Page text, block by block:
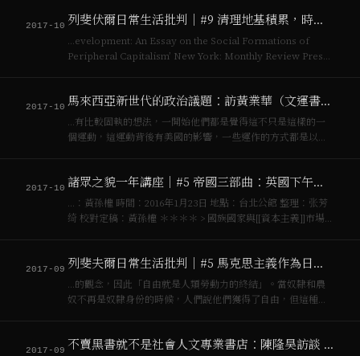
2017-10 列斐伏爾日常生活批判｜#9 清理地基積累，時刻與技術宰制的日常生活
…evelopment: An Essay on the Social Formations of
Peripheral Capitalism’ New York: Monthly Review Press.
2017-10 馬來西亞新世代的政治議題：訪黃業華（文運書坊員工）
…有比較固執的想法，一開始他們都是覺得這不只是這樣的一
個運動，這運動背後有美國的影響，一些運作的方式都是以美
的理想。這樣東西就違背整…
2017-10 諸眾之貌一年講座｜#5 帝國三部曲：英國下午茶與印度農場
…：黃孫權 時間：2016年1月23日 地點：台北公館 整理：张芳
绮 校對定稿：黃孫權 ＊＊＊＊ > 國族國家與[[資本主義]]市場在
2017-09 列斐夫爾日常生活批判｜#5 馬克思主義作為日常生活的批判知識
…的觀念，因此「自由就是人類勞動力的終結」。當奴隸和農
奴不再是奴隸身份的時候，人們說他們獲得了自由，但這種
不是奴隸，因為奴隸只可以幫助他的…
2017-09 不賣黑書就不是社會人文專業書店：陳隆昊訪談 (三)